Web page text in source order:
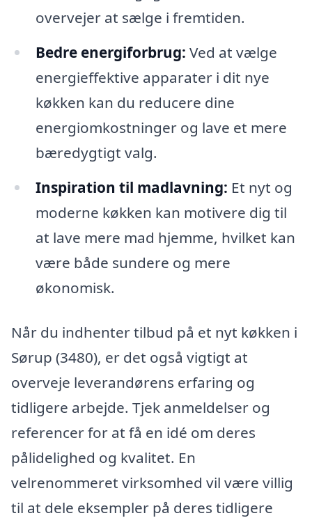
overvejer at sælge i fremtiden.
Bedre energiforbrug: Ved at vælge
energieffektive apparater i dit nye
køkken kan du reducere dine
energiomkostninger og lave et mere
bæredygtigt valg.
Inspiration til madlavning: Et nyt og
moderne køkken kan motivere dig til
at lave mere mad hjemme, hvilket kan
være både sundere og mere
økonomisk.
Når du indhenter tilbud på et nyt køkken i
Sørup (3480), er det også vigtigt at
overveje leverandørens erfaring og
tidligere arbejde. Tjek anmeldelser og
referencer for at få en idé om deres
pålidelighed og kvalitet. En
velrenommeret virksomhed vil være villig
til at dele eksempler på deres tidligere